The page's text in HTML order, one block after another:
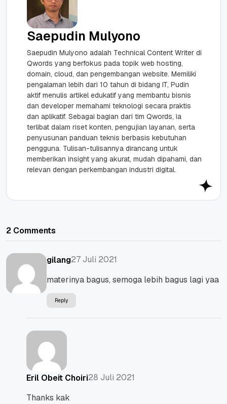
Saepudin Mulyono
Saepudin Mulyono adalah Technical Content Writer di
Qwords yang berfokus pada topik web hosting,
domain, cloud, dan pengembangan website. Memiliki
pengalaman lebih dari 10 tahun di bidang IT, Pudin
aktif menulis artikel edukatif yang membantu bisnis
dan developer memahami teknologi secara praktis
dan aplikatif. Sebagai bagian dari tim Qwords, ia
terlibat dalam riset konten, pengujian layanan, serta
penyusunan panduan teknis berbasis kebutuhan
pengguna. Tulisan-tulisannya dirancang untuk
memberikan insight yang akurat, mudah dipahami, dan
relevan dengan perkembangan industri digital.
2 Comments
gilang27 Juli 2021
materinya bagus, semoga lebih bagus lagi yaa
Reply
Eril Obeit Choiri28 Juli 2021
Thanks kak